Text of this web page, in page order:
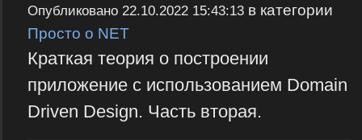
Опубликовано 22.10.2022 15:43:13в категории
Просто о NET
Краткая теория о построении
приложение с использованием Domain
Driven Design. Часть вторая.